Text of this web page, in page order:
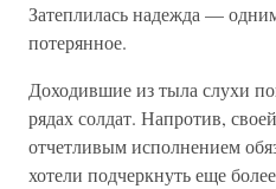
Затеплилась надежда —
потерянное.
Доходившие из тыла слухи
рядах солдат. Напротив,
отчетливым исполнением
хотели подчеркнуть еще